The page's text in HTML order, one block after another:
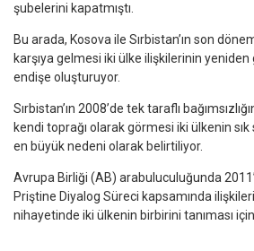
şubelerini kapatmıştı.
Bu arada, Kosova ile Sırbistan’ın son
karşıya gelmesi iki ülke ilişkilerinin
endişe oluşturuyor.
Sırbistan’ın 2008’de tek taraflı
kendi toprağı olarak görmesi iki ülkenin sık
en büyük nedeni olarak belirtiliyor.
Avrupa Birliği (AB) arabuluculuğunda
Priştine Diyalog Süreci kapsamında
nihayetinde iki ülkenin birbirini tanıması